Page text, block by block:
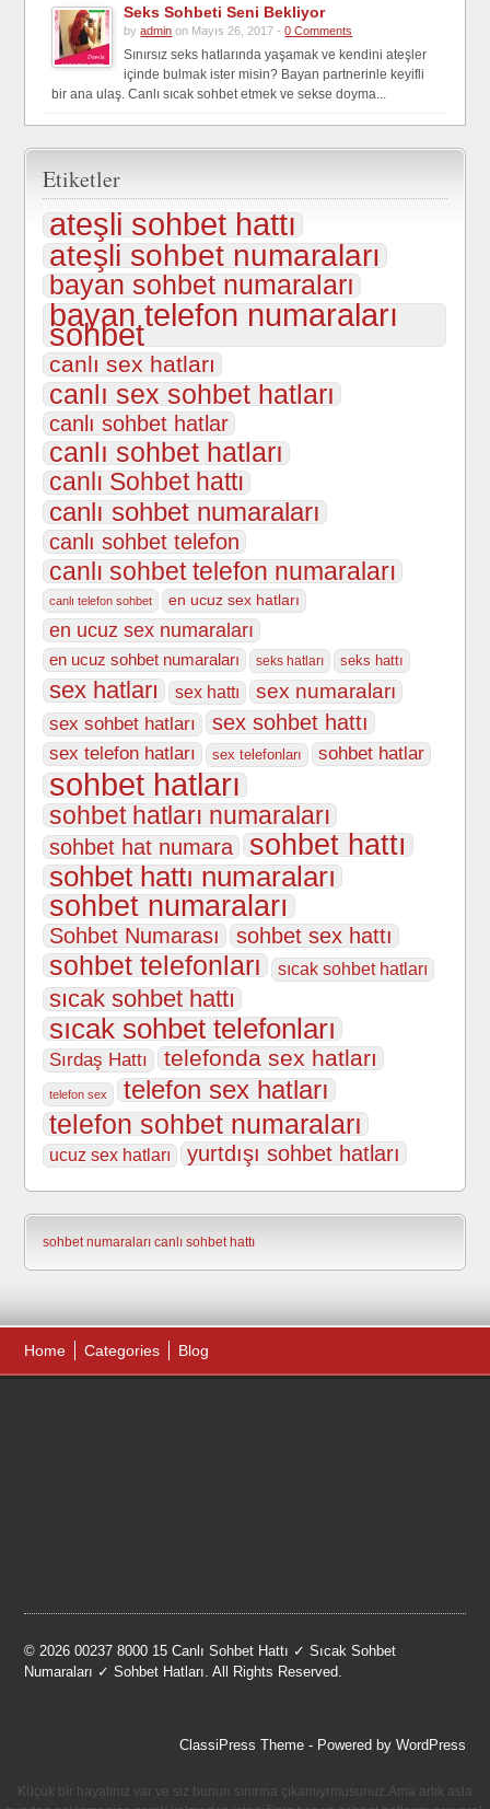
Seks Sohbeti Seni Bekliyor
byadmin on Mayıs 26, 2017 -0 Comments
Sınırsız seks hatlarında yaşamak ve kendini ateşler
içinde bulmak ister misin? Bayan partnerinle keyifli
bir ana ulaş. Canlı sıcak sohbet etmek ve sekse doyma...
Etiketler
ateşli sohbet hattı
ateşli sohbet numaraları
bayan sohbet numaraları
bayan telefon numaraları
sohbet
canlı sex hatları
canlı sex sohbet hatları
canlı sohbet hatlar
canlı sohbet hatları
canlı Sohbet hattı
canlı sohbet numaraları
canlı sohbet telefon
canlı sohbet telefon numaraları
canlı telefon sohbet en ucuz sex hatları
en ucuz sex numaraları
en ucuz sohbet numaraları seks hatları seks hattı
sex hatları sex hattı sex numaraları
sex sohbet hatları sex sohbet hattı
sex telefon hatları sex telefonları sohbet hatlar
sohbet hatları
sohbet hatları numaraları
sohbet hat numara sohbet hattı
sohbet hattı numaraları
sohbet numaraları
Sohbet Numarası sohbet sex hattı
sohbet telefonları sıcak sohbet hatları
sıcak sohbet hattı
sıcak sohbet telefonları
Sırdaş Hattı telefonda sex hatları
telefon sex telefon sex hatları
telefon sohbet numaraları
ucuz sex hatları yurtdışı sohbet hatları
sohbet numaraları canlı sohbet hattı
Home Categories Blog
© 2026 00237 8000 15 Canlı Sohbet Hattı ✓ Sıcak Sohbet
Numaraları ✓ Sohbet Hatları. All Rights Reserved.
ClassiPress Theme- Powered by WordPress
Küçük bir hayatınız var ve siz bunun sınırına çıkamıyrmusunuz.Ama artık asla